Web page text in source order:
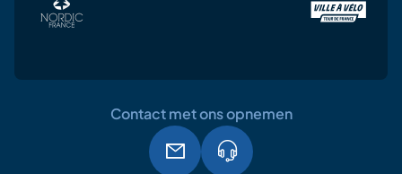
Contact met ons opnemen